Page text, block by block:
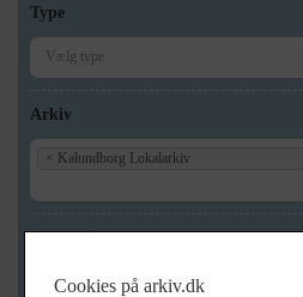
Type
Arkiv
× Kalundborg Lokalarkiv
Geografi
Cookies på arkiv.dk